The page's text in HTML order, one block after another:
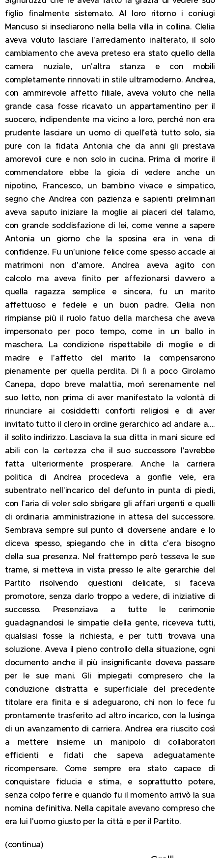
figlio finalmente sistemato. Al loro ritorno i coniugi
Mancuso si insediarono nella bella villa in collina. Clelia
aveva voluto lasciare l'arredamento inalterato, il solo
cambiamento che aveva preteso era stato quello della
camera nuziale, un'altra stanza e con mobili
completamente rinnovati in stile ultramoderno. Andrea,
con ammirevole affetto filiale, aveva voluto che nella
grande casa fosse ricavato un appartamentino per il
suocero, indipendente ma vicino a loro, perché non era
prudente lasciare un uomo di quell'età tutto solo, sia
pure con la fidata Antonia che da anni gli prestava
amorevoli cure e non solo in cucina. Prima di morire il
commendatore ebbe la gioia di vedere anche un
nipotino, Francesco, un bambino vivace e simpatico,
segno che Andrea con pazienza e sapienti preliminari
aveva saputo iniziare la moglie ai piaceri del talamo,
con grande soddisfazione di lei, come venne a sapere
Antonia un giorno che la sposina era in vena di
confidenze. Fu un'unione felice come spesso accade ai
matrimoni non d'amore. Andrea aveva agito con
calcolo ma aveva finito per affezionarsi davvero a
quella ragazza semplice e sincera, fu un marito
affettuoso e fedele e un buon padre. Clelia non
rimpianse più il ruolo fatuo della marchesa che aveva
impersonato per poco tempo, come in un ballo in
maschera. La condizione rispettabile di moglie e di
madre e l'affetto del marito la compensarono
pienamente per quella perdita. Di lì a poco Girolamo
Canepa, dopo breve malattia, morì serenamente nel
suo letto, non prima di aver manifestato la volontà di
rinunciare ai cosiddetti conforti religiosi e di aver
invitato tutto il clero in ordine gerarchico ad andare a....
il solito indirizzo. Lasciava la sua ditta in mani sicure ed
abili con la certezza che il suo successore l'avrebbe
fatta ulteriormente prosperare. Anche la carriera
politica di Andrea procedeva a gonfie vele, era
subentrato nell'incarico del defunto in punta di piedi,
con l'aria di voler solo sbrigare gli affari urgenti e quelli
di ordinaria amministrazione in attesa del successore.
Sembrava sempre sul punto di doversene andare e lo
diceva spesso, spiegando che in ditta c'era bisogno
della sua presenza. Nel frattempo però tesseva le sue
trame, si metteva in vista presso le alte gerarchie del
Partito risolvendo questioni delicate, si faceva
promotore, senza darlo troppo a vedere, di iniziative di
successo. Presenziava a tutte le cerimonie
guadagnandosi le simpatie della gente, riceveva tutti,
qualsiasi fosse la richiesta, e per tutti trovava una
soluzione. Aveva il pieno controllo della situazione, ogni
documento anche il più insignificante doveva passare
per le sue mani. Gli impiegati compresero che la
conduzione distratta e superficiale del precedente
titolare era finita e si adeguarono, chi non lo fece fu
prontamente trasferito ad altro incarico, con la lusinga
di un avanzamento di carriera. Andrea era riuscito così
a mettere insieme un manipolo di collaboratori
efficienti e fidati che sapeva adeguatamente
ricompensare. Come sempre era stato capace di
conquistare fiducia e stima, e soprattutto potere,
senza colpo ferire e quando fu il momento arrivò la sua
nomina definitiva. Nella capitale avevano compreso che
era lui l'uomo giusto per la città e per il Partito.
(continua)